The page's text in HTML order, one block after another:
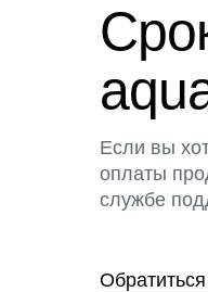
Если вы
оплаты
службе